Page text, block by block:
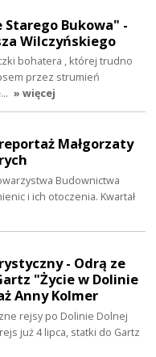
Starego Bukowa" -
Wilczyńskiego
bohatera , której trudno
przez strumień
» więcej
Małgorzaty
Budownictwa
i ich otoczenia. Kwartał
- Odrą ze
"Życie w Dolinie
Anny Kolmer
rejsy po Dolinie Dolnej
już 4 lipca, statki do Gartz